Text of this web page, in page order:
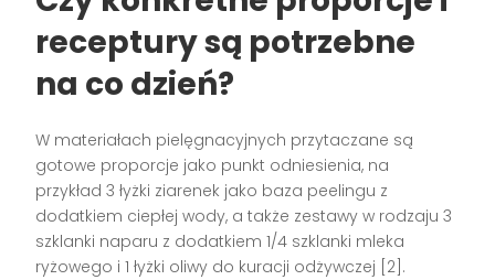
receptury są potrzebne
na co dzień?
W materiałach pielęgnacyjnych przytaczane są
gotowe proporcje jako punkt odniesienia, na
przykład 3 łyżki ziarenek jako baza peelingu z
dodatkiem ciepłej wody, a także zestawy w rodzaju 3
szklanki naparu z dodatkiem 1/4 szklanki mleka
ryżowego i 1 łyżki oliwy do kuracji odżywczej [2].